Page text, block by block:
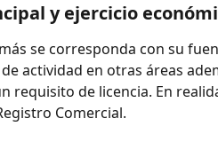
y ejercicio
se corresponda con su
actividad en otras áreas
requisito de licencia. En
Comercial.